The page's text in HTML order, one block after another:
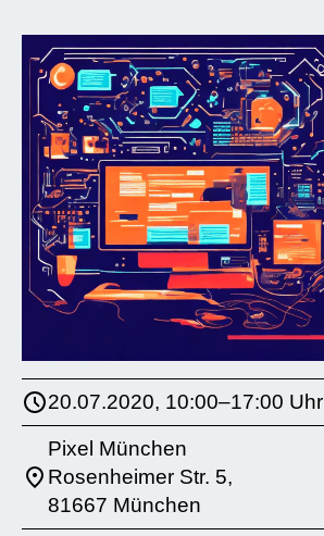
20.07.2020, 10:00–17:00 Uhr
Pixel München
Rosenheimer Str. 5,
81667 München